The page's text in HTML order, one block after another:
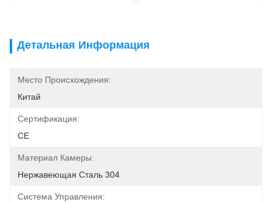
Детальная Информация
Место Происхождения:
Китай
Сертификация:
CE
Материал Камеры:
Нержавеющая Сталь 304
Система Управления: